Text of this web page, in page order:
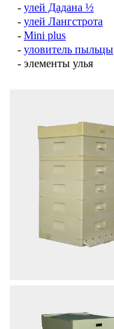
- улей Дадана ½
- улей Лангстрота
- Mini plus
- уловитель пыльцы
- элементы улья